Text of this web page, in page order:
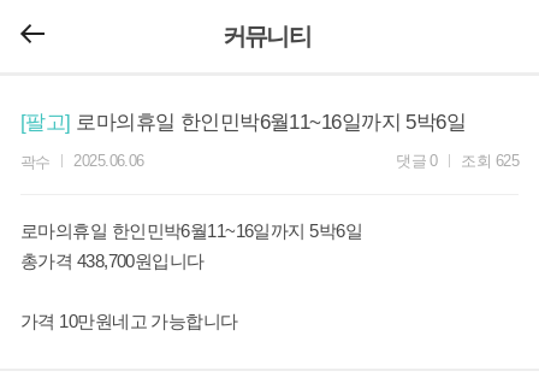
커뮤니티
[팔고] 로마의휴일 한인민박6월11~16일까지 5박6일
곽수 2025.06.06 댓글0 조회 625
로마의휴일 한인민박6월11~16일까지 5박6일
총가격 438,700원입니다
가격 10만원네고 가능합니다